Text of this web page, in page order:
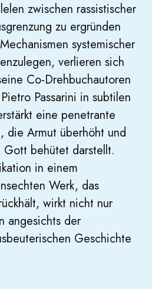
zwischen rassistischer
zu ergründen
systemischer
verlieren sich
Co-Drehbuchautoren
Passarini in subtilen
eine penetrante
die Armut überhöht und
Gott behütet darstellt.
in einem
Werk, das
wirkt nicht nur
angesichts der
Geschichte